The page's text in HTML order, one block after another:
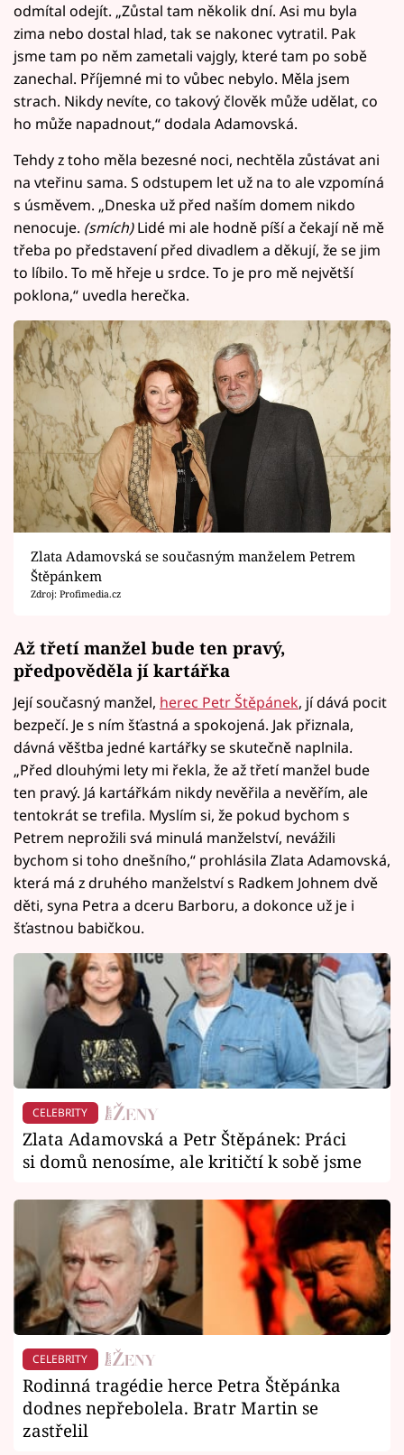
odmítal odejít. „Zůstal tam několik dní. Asi mu byla
zima nebo dostal hlad, tak se nakonec vytratil. Pak
jsme tam po něm zametali vajgly, které tam po sobě
zanechal. Příjemné mi to vůbec nebylo. Měla jsem
strach. Nikdy nevíte, co takový člověk může udělat, co
ho může napadnout,“ dodala Adamovská.
Tehdy z toho měla bezesné noci, nechtěla zůstávat ani
na vteřinu sama. S odstupem let už na to ale vzpomíná
s úsměvem. „Dneska už před naším domem nikdo
nenocuje. (smích)Lidé mi ale hodně píší a čekají ně mě
třeba po představení před divadlem a děkují, že se jim
to líbilo. To mě hřeje u srdce. To je pro mě největší
poklona,“ uvedla herečka.
Zlata Adamovská se současným manželem Petrem
Štěpánkem
Zdroj: Profimedia.cz
Až třetí manžel bude ten pravý,
předpověděla jí kartářka
Její současný manžel, herec Petr Štěpánek, jí dává pocit
bezpečí. Je s ním šťastná a spokojená. Jak přiznala,
dávná věštba jedné kartářky se skutečně naplnila.
„Před dlouhými lety mi řekla, že až třetí manžel bude
ten pravý. Já kartářkám nikdy nevěřila a nevěřím, ale
tentokrát se trefila. Myslím si, že pokud bychom s
Petrem neprožili svá minulá manželství, nevážili
bychom si toho dnešního,“ prohlásila Zlata Adamovská,
která má z druhého manželství s Radkem Johnem dvě
děti, syna Petra a dceru Barboru, a dokonce už je i
šťastnou babičkou.
CELEBRITY
Zlata Adamovská a Petr Štěpánek: Práci
si domů nenosíme, ale kritičtí k sobě jsme
CELEBRITY
Rodinná tragédie herce Petra Štěpánka
dodnes nepřebolela. Bratr Martin se
zastřelil